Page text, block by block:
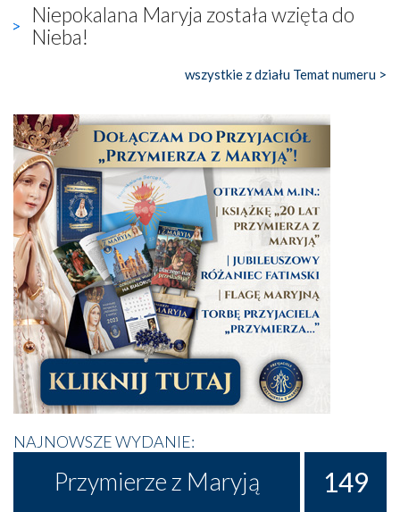
Niepokalana Maryja została wzięta do
Nieba!
wszystkie z działu Temat numeru >
NAJNOWSZE WYDANIE:
Przymierze z Maryją 149